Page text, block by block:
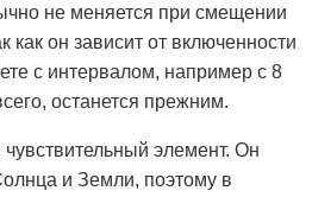
не меняется при смещении
как он зависит от включенности
с интервалом, например с 8
останется прежним.
элемент. Он
и Земли, поэтому в